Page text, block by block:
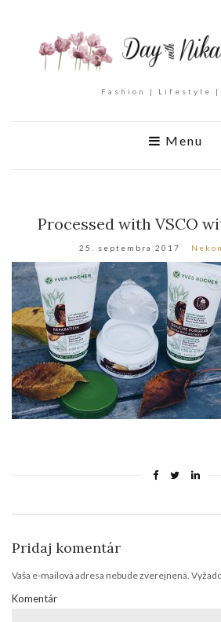
Fashion | Lifestyle |
Menu
Processed with VSCO
25. septembra 2017
Pridaj komentár
Vaša e-mailová adresa nebude zverejnená.
Komentár